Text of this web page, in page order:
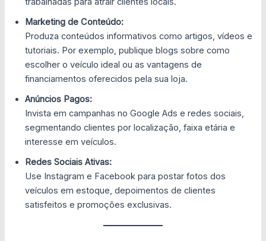
Marketing de Conteúdo:
Produza conteúdos informativos como artigos, vídeos e
tutoriais. Por exemplo, publique blogs sobre como
escolher o veículo ideal ou as vantagens de
financiamentos oferecidos pela sua loja.
Anúncios Pagos:
Invista em campanhas no Google Ads e redes sociais,
segmentando clientes por localização, faixa etária e
interesse em veículos.
Redes Sociais Ativas:
Use Instagram e Facebook para postar fotos dos
veículos em estoque, depoimentos de clientes
satisfeitos e promoções exclusivas.